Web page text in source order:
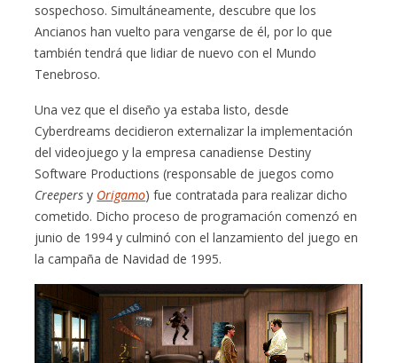
sospechoso. Simultáneamente, descubre que los
Ancianos han vuelto para vengarse de él, por lo que
también tendrá que lidiar de nuevo con el Mundo
Tenebroso.
Una vez que el diseño ya estaba listo, desde
Cyberdreams decidieron externalizar la implementación
del videojuego y la empresa canadiense Destiny
Software Productions (responsable de juegos como
Creepers y Origamo) fue contratada para realizar dicho
cometido. Dicho proceso de programación comenzó en
junio de 1994 y culminó con el lanzamiento del juego en
la campaña de Navidad de 1995.